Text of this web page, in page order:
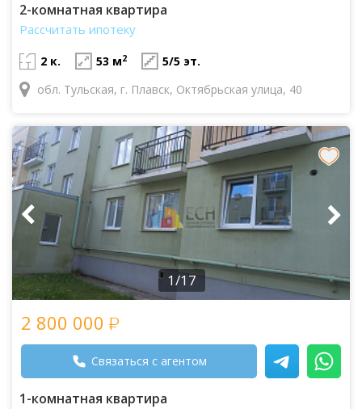
2-комнатная квартира
Рассчитать ипотеку
2 к. 53 м2
5/5 эт.
обл. Тульская, г. Плавск, Октябрьская улица, 40
1/17
2 800 000
Связаться с агентом
1-комнатная квартира